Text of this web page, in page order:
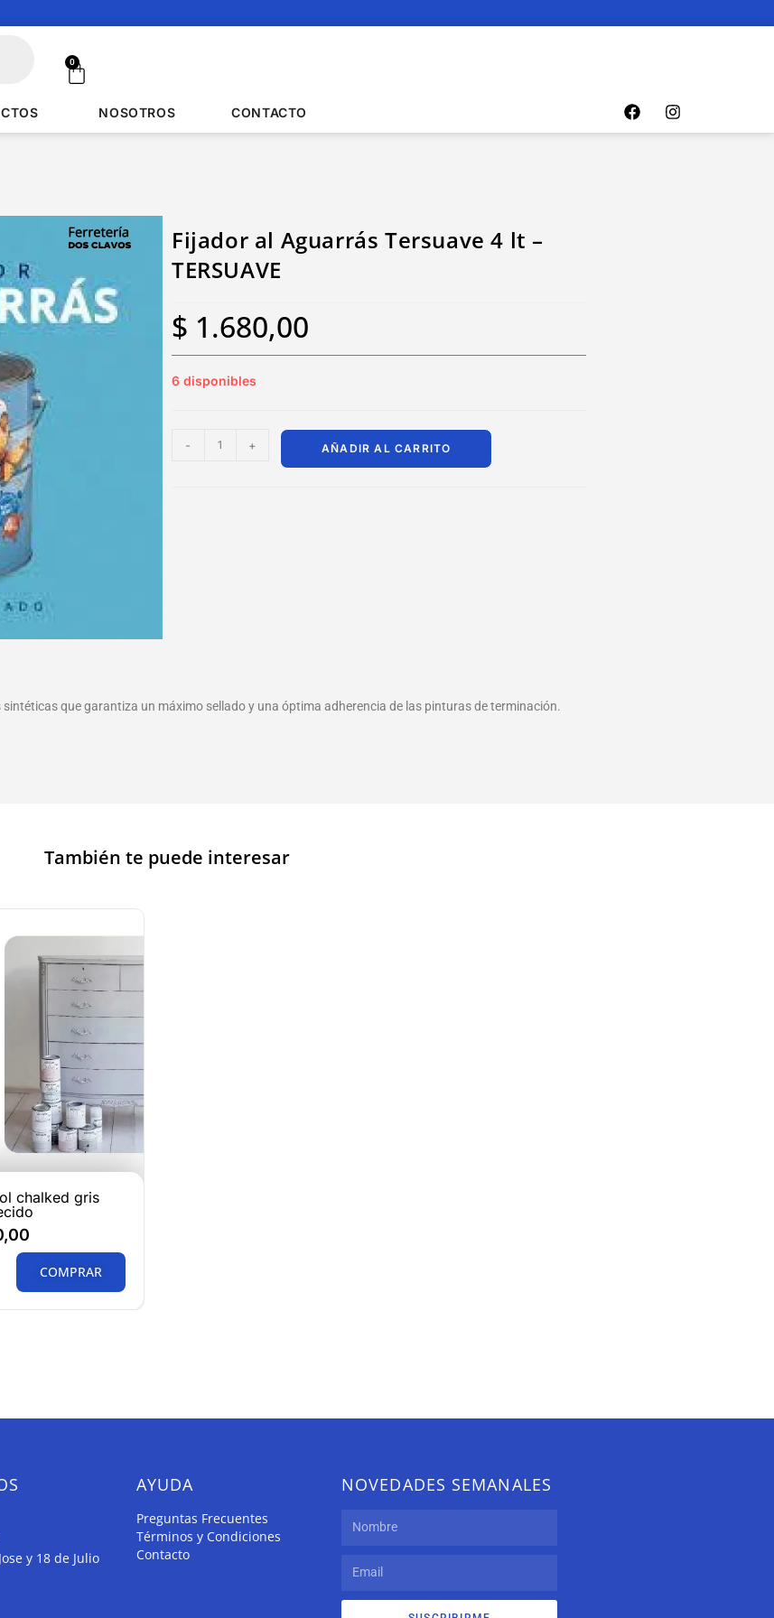
0
NOSOTROS CONTACTO
Fijador al Aguarrás Tersuave 4 lt –
TERSUAVE
$ 1.680,00
6 disponibles
- + AÑADIR AL CARRITO
que garantiza un máximo sellado y una óptima adherencia de las pinturas de terminación.
También te puede interesar
chalked gris
COMPRAR
y 18 de Julio
AYUDA
Preguntas Frecuentes
Términos y Condiciones
Contacto
NOVEDADES SEMANALES